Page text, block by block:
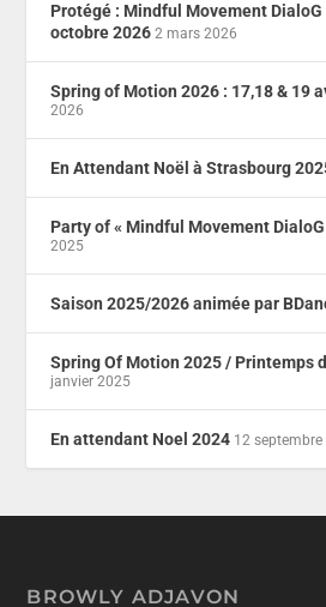
Protégé : Mindful Movement
octobre 2026 2 mars 2026
Spring of Motion 2026 : 17,18 & 19
2026
En Attendant Noël à Strasbourg
Party of « Mindful Movement
2025
Saison 2025/2026 animée par
Spring Of Motion 2025 / Printemps
janvier 2025
En attendant Noel 2024 12
BROWLY ADJAVON